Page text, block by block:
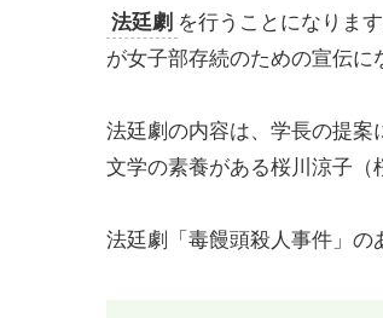
法廷劇 を行うことになりま
が女子部存続のための宣伝に
法廷劇の内容は、学長の提案
文学の素養がある桜川涼子（
法廷劇「毒饅頭殺人事件」の